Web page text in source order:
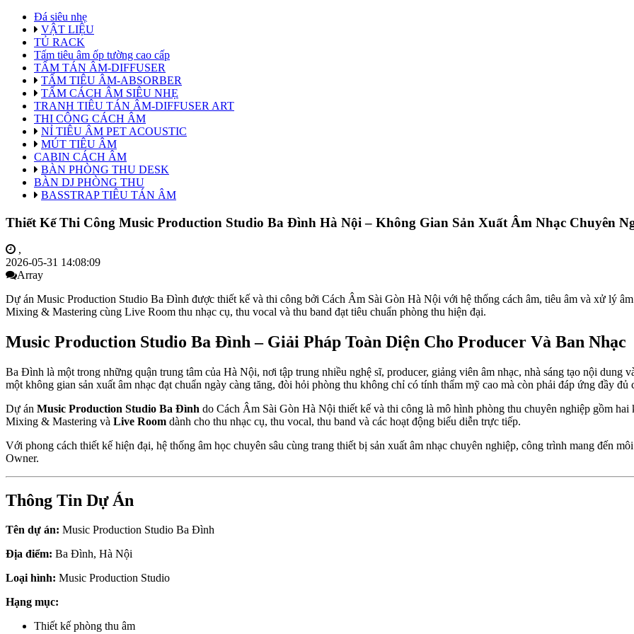
Đá siêu nhẹ
VẬT LIỆU
TỦ RACK
Tấm tiêu âm ốp tường cao cấp
TẤM TÁN ÂM-DIFFUSER
TẤM TIÊU ÂM-ABSORBER
TẤM CÁCH ÂM SIÊU NHẸ
TRANH TIÊU TÁN ÂM-DIFFUSER ART
THI CÔNG CÁCH ÂM
NỈ TIÊU ÂM PET ACOUSTIC
MÚT TIÊU ÂM
CABIN CÁCH ÂM
BÀN PHÒNG THU DESK
BÀN DJ PHÒNG THU
BASSTRAP TIÊU TÁN ÂM
Thiết Kế Thi Công Music Production Studio Ba Đình Hà Nội – Không Gian Sản Xuất Âm Nhạc Chuyên
,
2026-05-31 14:08:09
Array
Dự án Music Production Studio Ba Đình được thiết kế và thi công bởi Cách Âm Sài Gòn Hà Nội với hệ thống cách âm, tiêu âm và xử lý
Mixing & Mastering cùng Live Room thu nhạc cụ, thu vocal và thu band đạt tiêu chuẩn phòng thu hiện đại.
Music Production Studio Ba Đình – Giải Pháp Toàn Diện Cho Producer Và Ban Nhạc
Ba Đình là một trong những quận trung tâm của Hà Nội, nơi tập trung nhiều nghệ sĩ, producer, giảng viên âm nhạc, nhà sáng tạo nội dung
một không gian sản xuất âm nhạc đạt chuẩn ngày càng tăng, đòi hỏi phòng thu không chỉ có tính thẩm mỹ cao mà còn phải đáp ứng đầy
Dự án Music Production Studio Ba Đình do Cách Âm Sài Gòn Hà Nội thiết kế và thi công là mô hình phòng thu chuyên nghiệp gồm
Mixing & Mastering và Live Room dành cho thu nhạc cụ, thu vocal, thu band và các hoạt động biểu diễn trực tiếp.
Với phong cách thiết kế hiện đại, hệ thống âm học chuyên sâu cùng trang thiết bị sản xuất âm nhạc chuyên nghiệp, công trình mang đến
Owner.
Thông Tin Dự Án
Tên dự án: Music Production Studio Ba Đình
Địa điểm: Ba Đình, Hà Nội
Loại hình: Music Production Studio
Hạng mục:
Thiết kế phòng thu âm